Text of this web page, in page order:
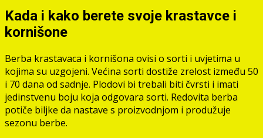
Kada i kako berete svoje krastavce i
kornišone
Berba krastavaca i kornišona ovisi o sorti i uvjetima u
kojima su uzgojeni. Većina sorti dostiže zrelost između 50
i 70 dana od sadnje. Plodovi bi trebali biti čvrsti i imati
jedinstvenu boju koja odgovara sorti. Redovita berba
potiče biljke da nastave s proizvodnjom i produžuje
sezonu berbe.